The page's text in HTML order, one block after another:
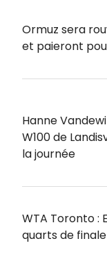
Ormuz sera
et paieront
Hanne
W100 de
la journée
WTA Toronto :
quarts de